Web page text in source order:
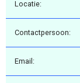
Locatie:
Contactpersoon:
Email: